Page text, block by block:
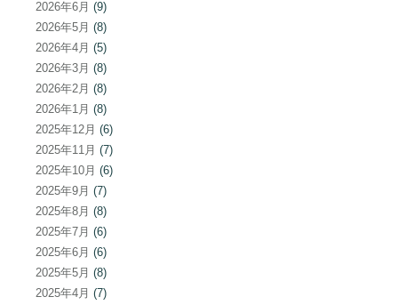
2026年6月 (9)
2026年5月 (8)
2026年4月 (5)
2026年3月 (8)
2026年2月 (8)
2026年1月 (8)
2025年12月 (6)
2025年11月 (7)
2025年10月 (6)
2025年9月 (7)
2025年8月 (8)
2025年7月 (6)
2025年6月 (6)
2025年5月 (8)
2025年4月 (7)